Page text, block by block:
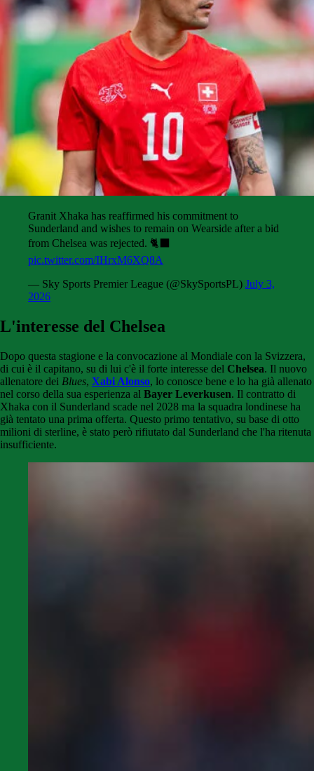
Granit Xhaka has reaffirmed his commitment to
Sunderland and wishes to remain on Wearside after a bid
from Chelsea was rejected. 🐈‍⬛
pic.twitter.com/IHrxM6XQ8A
— Sky Sports Premier League (@SkySportsPL) July 3,
2026
L'interesse del Chelsea
Dopo questa stagione e la convocazione al Mondiale con la Svizzera,
di cui è il capitano, su di lui c'è il forte interesse del Chelsea. Il nuovo
allenatore dei Blues, Xabi Alonso, lo conosce bene e lo ha già allenato
nel corso della sua esperienza al Bayer Leverkusen. Il contratto di
Xhaka con il Sunderland scade nel 2028 ma la squadra londinese ha
già tentato una prima offerta. Questo primo tentativo, su base di otto
milioni di sterline, è stato però rifiutato dal Sunderland che l'ha ritenuta
insufficiente.